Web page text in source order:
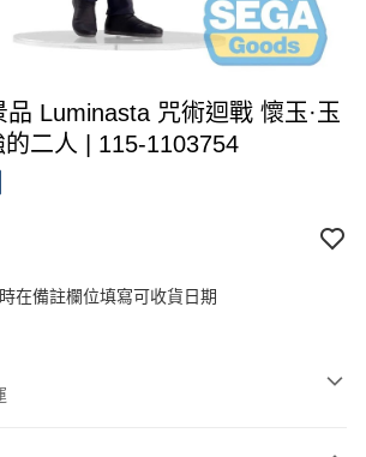
Luminasta 咒術迴戰 懷玉·玉
二人 | 115-1103754
在備註欄位填寫可收貨日期